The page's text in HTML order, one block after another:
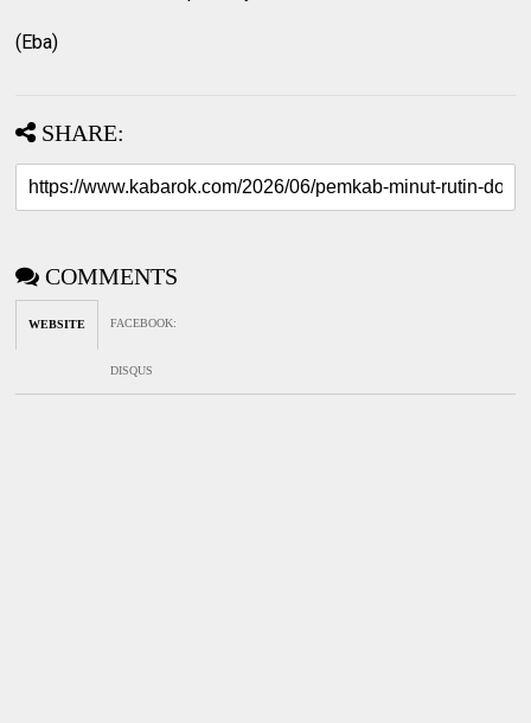
(Eba)
SHARE:
COMMENTS
WEBSITE FACEBOOK:
DISQUS